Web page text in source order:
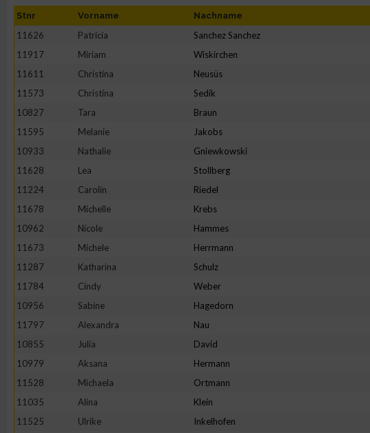
Stnr Vorname Nachname
11626 Patricia Sanchez Sanchez
11917
Miriam Wiskirchen
11611
Christina Neusüs
11573
Christina Sedik
10827
Tara Braun
11595
Melanie Jakobs
10933
Nathalie Gniewkowski
11628
Lea Stollberg
11224
Carolin Riedel
11678
Michelle Krebs
10962
Nicole Hammes
11673
Michele Herrmann
11287
Katharina Schulz
11784
Cindy Weber
10956
Sabine Hagedorn
11797
Alexandra Nau
10855
Julia David
10979
Aksana Hermann
11528
Michaela Ortmann
11035
Alina Klein
11525
Ulrike Inkelhofen